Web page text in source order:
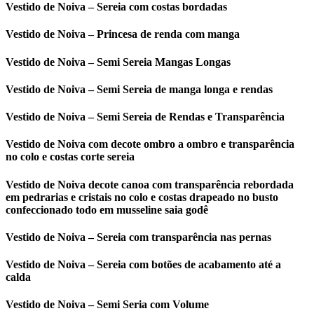
Vestido de Noiva – Sereia com costas bordadas
Vestido de Noiva – Princesa de renda com manga
Vestido de Noiva – Semi Sereia Mangas Longas
Vestido de Noiva – Semi Sereia de manga longa e rendas
Vestido de Noiva – Semi Sereia de Rendas e Transparência
Vestido de Noiva com decote ombro a ombro e transparência
no colo e costas corte sereia
Vestido de Noiva decote canoa com transparência rebordada
em pedrarias e cristais no colo e costas drapeado no busto
confeccionado todo em musseline saia godê
Vestido de Noiva – Sereia com transparência nas pernas
Vestido de Noiva – Sereia com botões de acabamento até a
calda
Vestido de Noiva – Semi Seria com Volume